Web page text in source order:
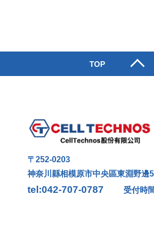
TOP
〒252-0203
神奈川縣相模原市中央區東淵野邊
tel:042-707-0787 受付時